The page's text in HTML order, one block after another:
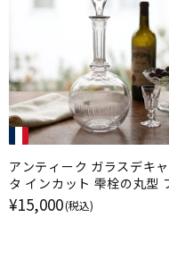
アンティーク ガラスデキ
タ インカット 雫栓の丸型
ンス
¥15,000(税込)